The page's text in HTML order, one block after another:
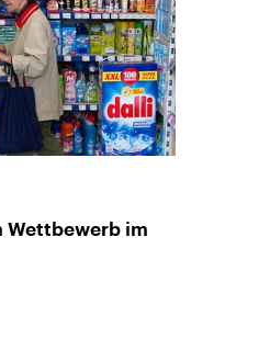
Wettbewerb im